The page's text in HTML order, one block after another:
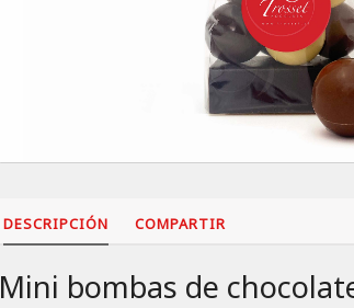
DESCRIPCIÓN COMPARTIR
Mini bombas de